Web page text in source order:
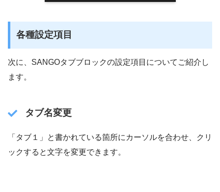
各種設定項目
次に、SANGOタブブロックの設定項目についてご紹介し
ます。
タブ名変更
「タブ１」と書かれている箇所にカーソルを合わせ、クリ
ックすると文字を変更できます。